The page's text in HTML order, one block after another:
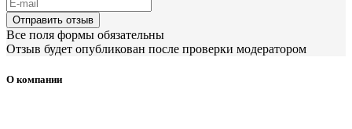
Отправить отзыв
Все поля формы обязательны
Отзыв будет опубликован после проверки модератором
О компании